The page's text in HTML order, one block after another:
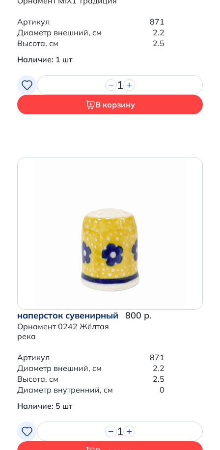
Артикул
871
Диаметр внешний, см
2.2
Высота, см
2.5
Наличие: 1 шт
1
В корзину
наперсток сувенирный
Орнамент 0242 Жёлтая
река
800 р.
Артикул
871
Диаметр внешний, см
2.2
Высота, см
2.5
Диаметр внутренний, см
0
Наличие: 5 шт
1